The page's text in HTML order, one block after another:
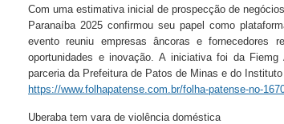
Com uma estimativa inicial de prospecção de
Paranaíba 2025 confirmou seu papel como
evento reuniu empresas âncoras e fornecedores
oportunidades e inovação. A iniciativa foi da
parceria da Prefeitura de Patos de Minas e do
https://www.folhapatense.com.br/folha-patense-no-
Uberaba tem vara de violência doméstica